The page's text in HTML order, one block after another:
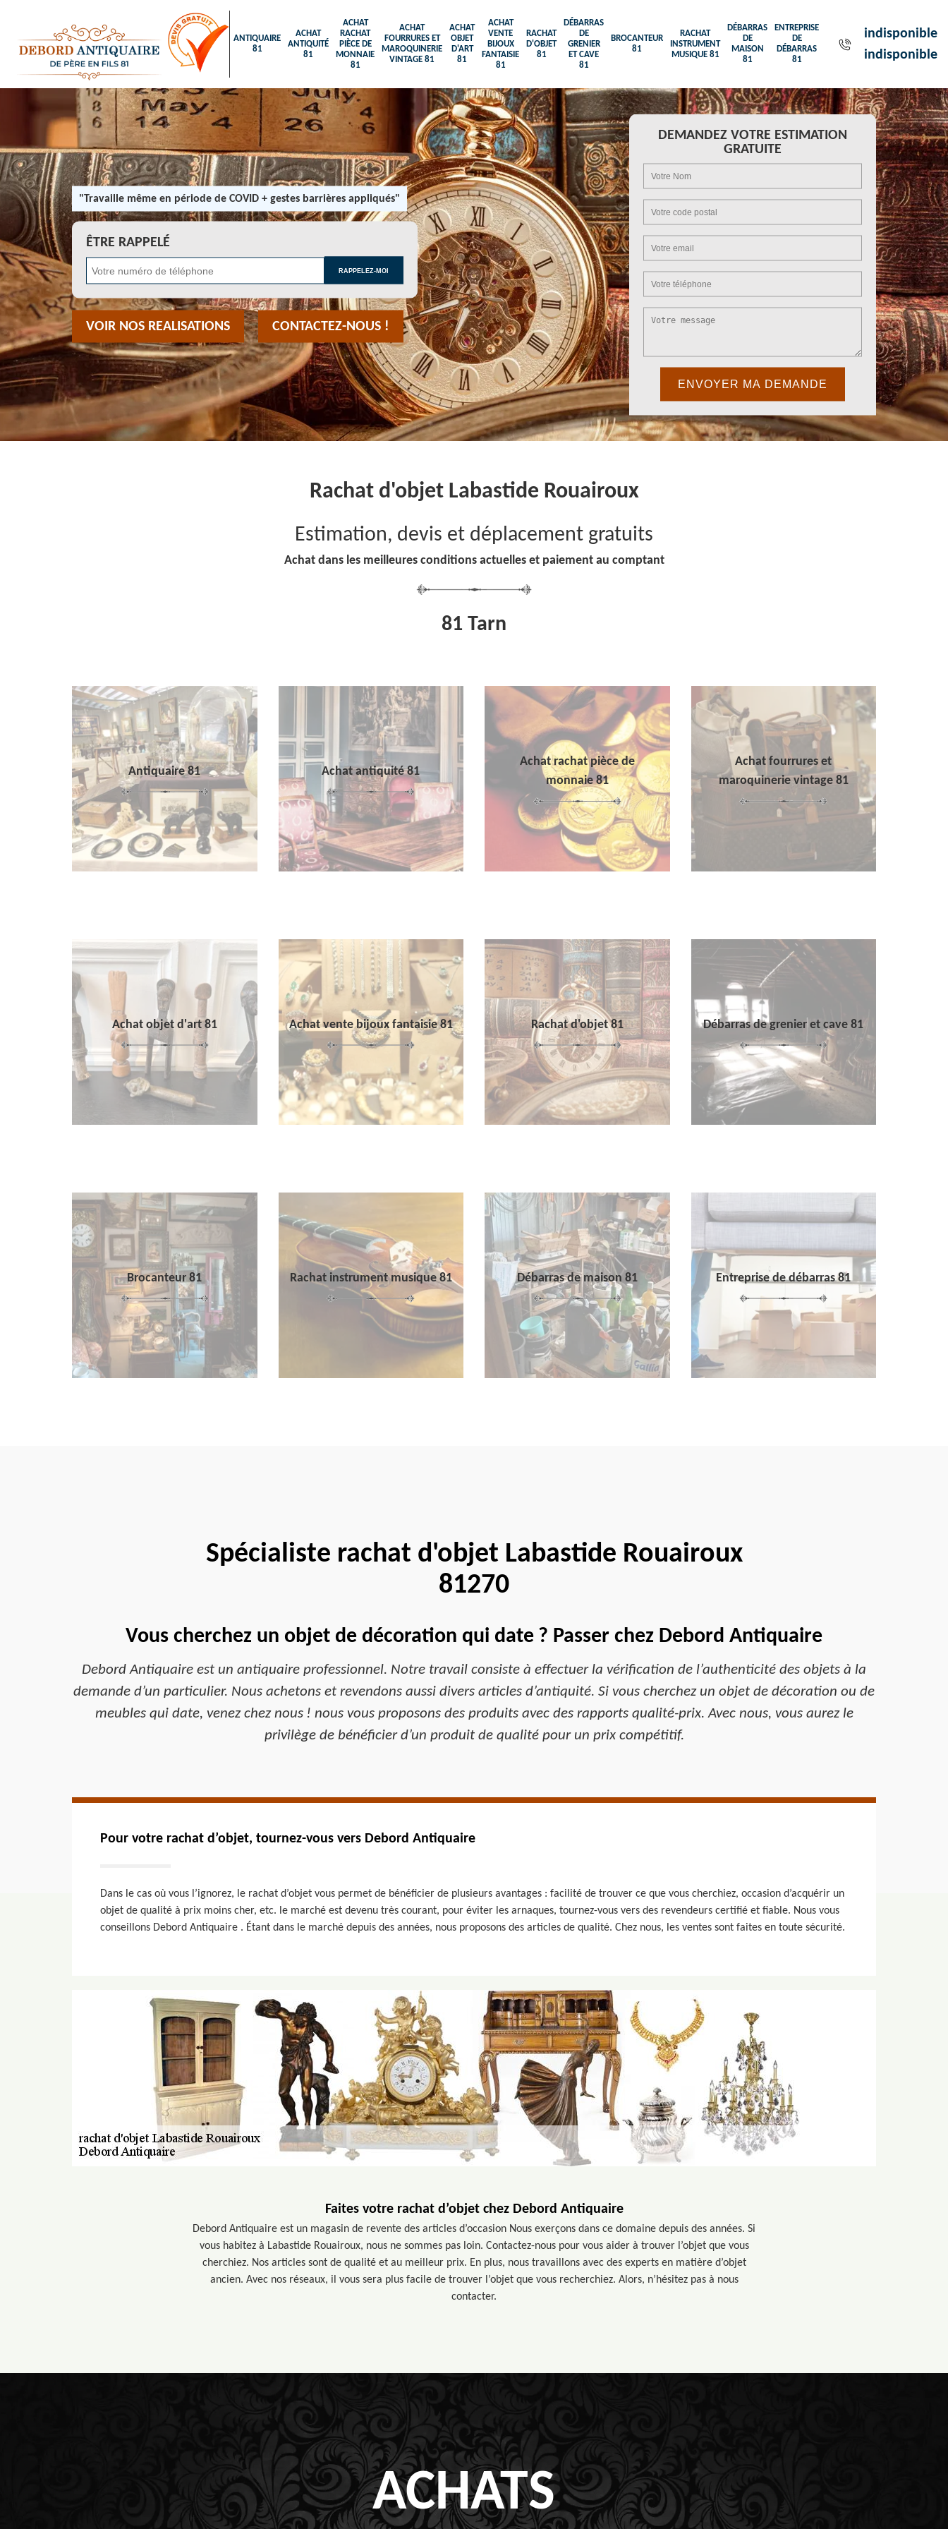
ANTIQUAIRE
81
ACHAT
ANTIQUITÉ
81
ACHAT
RACHAT
PIÈCE DE
MONNAIE
81
ACHAT
FOURRURES ET
MAROQUINERIE
VINTAGE 81
ACHAT
OBJET
D'ART
81
ACHAT
VENTE
BIJOUX
FANTAISIE
81
RACHAT
D'OBJET
81
DÉBARRAS
DE
GRENIER
ET CAVE
81
BROCANTEUR
81
RACHAT
INSTRUMENT
MUSIQUE 81
DÉBARRAS
DE
MAISON
81
ENTREPRISE
DE
DÉBARRAS
81
indisponible
indisponible
"Travaille même en période de COVID + gestes barrières appliqués"
ÊTRE RAPPELÉ
VOIR NOS REALISATIONS CONTACTEZ-NOUS !
DEMANDEZ VOTRE ESTIMATION
GRATUITE
Rachat d'objet Labastide Rouairoux
Estimation, devis et déplacement gratuits
Achat dans les meilleures conditions actuelles et paiement au comptant
81 Tarn
Antiquaire 81 Achat antiquité 81
Achat rachat pièce de
monnaie 81
Achat fourrures et
maroquinerie vintage 81
Achat objet d'art 81 Achat vente bijoux fantaisie 81 Rachat d'objet 81 Débarras de grenier et cave 81
Brocanteur 81 Rachat instrument musique 81 Débarras de maison 81 Entreprise de débarras 81
Spécialiste rachat d'objet Labastide Rouairoux
81270
Vous cherchez un objet de décoration qui date ? Passer chez Debord Antiquaire
Debord Antiquaire est un antiquaire professionnel. Notre travail consiste à effectuer la vérification de l’authenticité des objets à la
demande d’un particulier. Nous achetons et revendons aussi divers articles d’antiquité. Si vous cherchez un objet de décoration ou de
meubles qui date, venez chez nous ! nous vous proposons des produits avec des rapports qualité-prix. Avec nous, vous aurez le
privilège de bénéficier d’un produit de qualité pour un prix compétitif.
Pour votre rachat d’objet, tournez-vous vers Debord Antiquaire
Dans le cas où vous l’ignorez, le rachat d’objet vous permet de bénéficier de plusieurs avantages : facilité de trouver ce que vous cherchiez, occasion d’acquérir un
objet de qualité à prix moins cher, etc. le marché est devenu très courant, pour éviter les arnaques, tournez-vous vers des revendeurs certifié et fiable. Nous vous
conseillons Debord Antiquaire . Étant dans le marché depuis des années, nous proposons des articles de qualité. Chez nous, les ventes sont faites en toute sécurité.
Faites votre rachat d’objet chez Debord Antiquaire
Debord Antiquaire est un magasin de revente des articles d’occasion Nous exerçons dans ce domaine depuis des années. Si
vous habitez à Labastide Rouairoux, nous ne sommes pas loin. Contactez-nous pour vous aider à trouver l’objet que vous
cherchiez. Nos articles sont de qualité et au meilleur prix. En plus, nous travaillons avec des experts en matière d’objet
ancien. Avec nos réseaux, il vous sera plus facile de trouver l’objet que vous recherchiez. Alors, n’hésitez pas à nous
contacter.
ACHATS